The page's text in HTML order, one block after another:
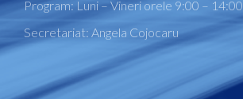
Program: Luni – Vineri orele 9:00 – 14:00
Secretariat: Angela Cojocaru